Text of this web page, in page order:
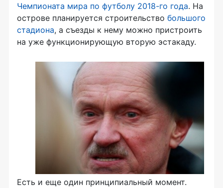
Чемпионата мира по футболу 2018-го года. На
острове планируется строительство большого
стадиона, а съезды к нему можно пристроить
на уже функционирующую вторую эстакаду.
Есть и еще один принципиальный момент.